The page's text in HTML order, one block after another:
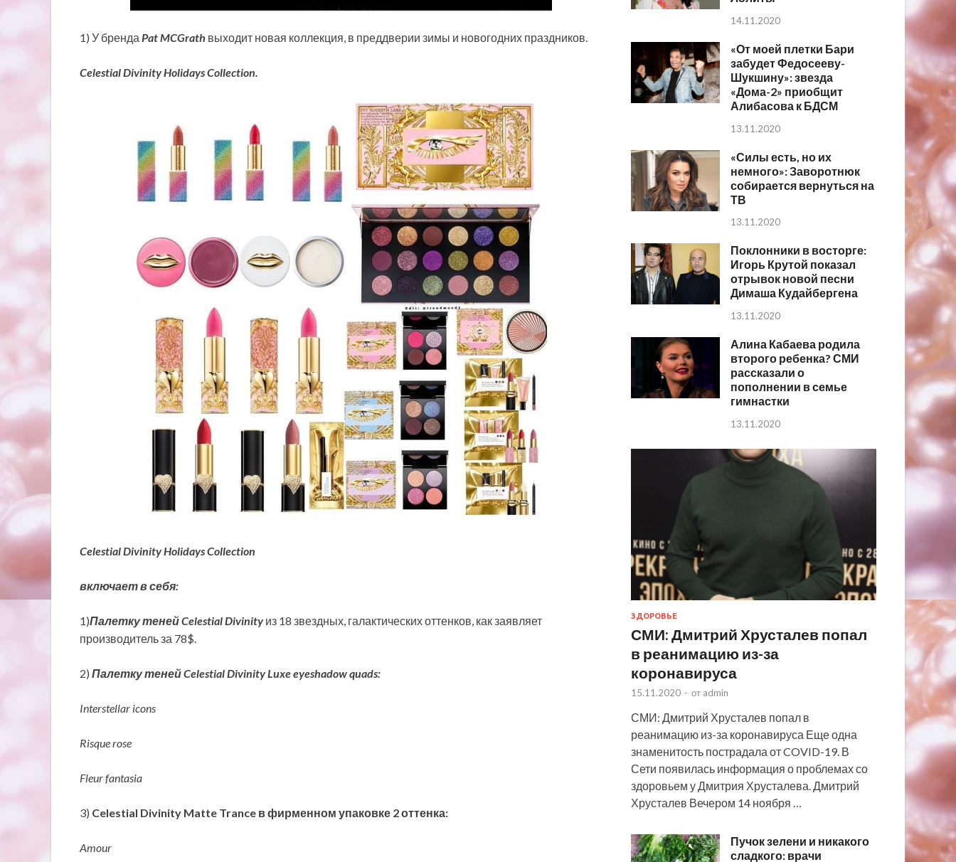
1) У бренда Pat MCGrath выходит новая коллекция, в преддверии зимы и новогодних праздников.
Celestial Divinity Holidays Collection.
Celestial Divinity Holidays Collection
включает в себя:
1)Палетку теней Celestial Divinityиз 18 звездных, галактических оттенков, как заявляет
производитель за 78$.
2) Палетку тенейCelestial Divinity Luxe eyeshadow quads:
Interstellar icons
Risque rose
Fleur fantasia
3) Celestial Divinity Matte Trance в фирменном упаковке 2 оттенка:
Amour
14.11.2020
«От моей плетки Бари
забудет Федосееву-
Шукшину»: звезда
«Дома-2» приобщит
Алибасова к БДСМ
13.11.2020
«Силы есть, но их
немного»: Заворотнюк
собирается вернуться на
ТВ
13.11.2020
Поклонники в восторге:
Игорь Крутой показал
отрывок новой песни
Димаша Кудайбергена
13.11.2020
Алина Кабаева родила
второго ребенка? СМИ
рассказали о
пополнении в семье
гимнастки
13.11.2020
ЗДОРОВЬЕ
СМИ: Дмитрий Хрусталев попал
в реанимацию из-за
коронавируса
15.11.2020 - от admin
СМИ: Дмитрий Хрусталев попал в
реанимацию из-за коронавируса Еще одна
знаменитость пострадала от COVID-19. В
Сети появилась информация о проблемах со
здоровьем у Дмитрия Хрусталева. Дмитрий
Хрусталев Вечером 14 ноября …
Пучок зелени и никакого
сладкого: врачи